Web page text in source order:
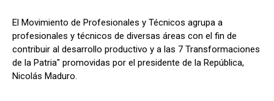
El Movimiento de Profesionales y Técnicos agrupa a
profesionales y técnicos de diversas áreas con el fin de
contribuir al desarrollo productivo y a las 7 Transformaciones
de la Patria" promovidas por el presidente de la República,
Nicolás Maduro.